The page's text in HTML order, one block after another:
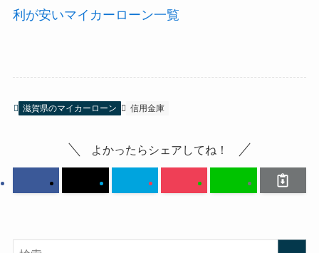
利が安いマイカーローン一覧
滋賀県のマイカーローン 信用金庫
よかったらシェアしてね！